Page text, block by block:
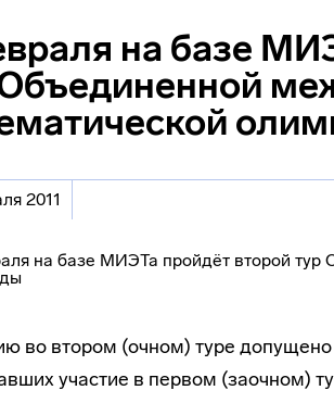
на базе
2011
во втором (очном) туре
участие в первом (заочном)